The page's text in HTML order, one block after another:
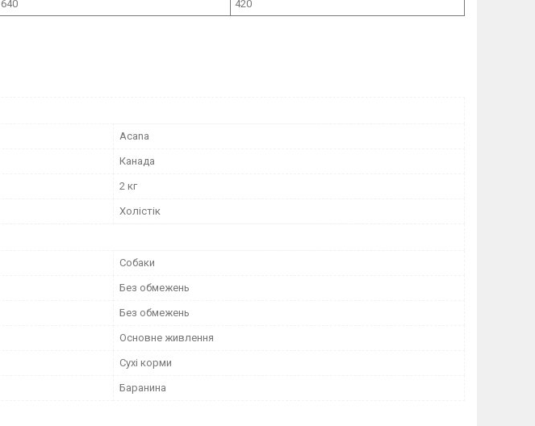
640 420
Acana
Канада
2 кг
Холістік
Собаки
Без обмежень
Без обмежень
Основне живлення
Сухі корми
Баранина